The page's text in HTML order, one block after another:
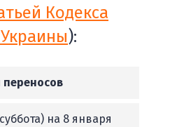
Кодекса
):
на 8 января